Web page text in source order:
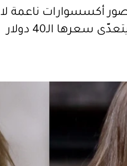
أكسسوارات ناعمة لا
سعرها الـ40 دولار